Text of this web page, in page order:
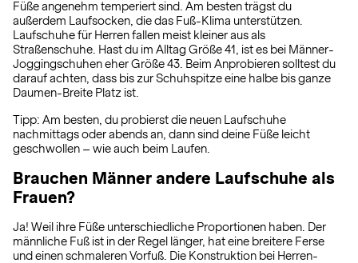
Füße angenehm temperiert sind. Am besten trägst du
außerdem Laufsocken, die das Fuß-Klima unterstützen.
Laufschuhe für Herren fallen meist kleiner aus als
Straßenschuhe. Hast du im Alltag Größe 41, ist es bei Männer-
Joggingschuhen eher Größe 43. Beim Anprobieren solltest du
darauf achten, dass bis zur Schuhspitze eine halbe bis ganze
Daumen-Breite Platz ist.
Tipp: Am besten, du probierst die neuen Laufschuhe
nachmittags oder abends an, dann sind deine Füße leicht
geschwollen – wie auch beim Laufen.
Brauchen Männer andere Laufschuhe als
Frauen?
Ja! Weil ihre Füße unterschiedliche Proportionen haben. Der
männliche Fuß ist in der Regel länger, hat eine breitere Ferse
und einen schmaleren Vorfuß. Die Konstruktion bei Herren-